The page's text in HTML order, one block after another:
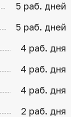
5 раб. дней
5 раб. дней
4 раб. дня
4 раб. дня
4 раб. дня
2 раб. дня